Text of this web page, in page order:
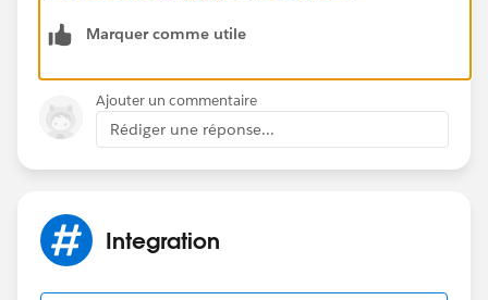
Marquer comme utile
Ajouter un commentaire
Rédiger une réponse...
Integration